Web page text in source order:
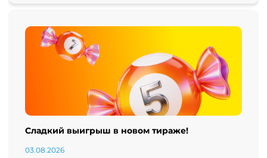
Сладкий выигрыш в новом тираже!
03.08.2026